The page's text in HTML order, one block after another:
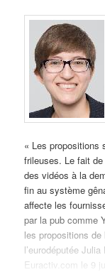
« Les propositions
frileuses. Le fait
des vidéos à la
fin au système
affecte les
par la pub comme
les propositions
l’eurodéputée
Euractiv.com le 9